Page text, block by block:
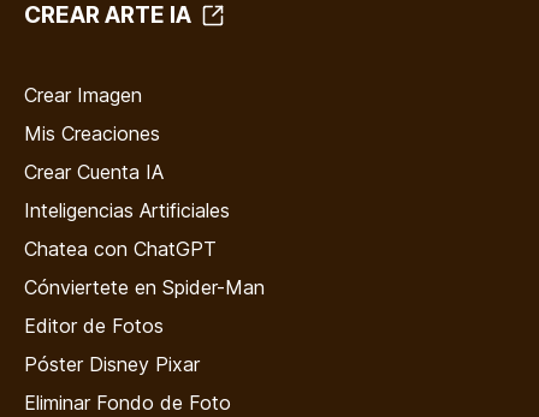
CREAR ARTE IA
Crear Imagen
Mis Creaciones
Crear Cuenta IA
Inteligencias Artificiales
Chatea con ChatGPT
Cónviertete en Spider-Man
Editor de Fotos
Póster Disney Pixar
Eliminar Fondo de Foto